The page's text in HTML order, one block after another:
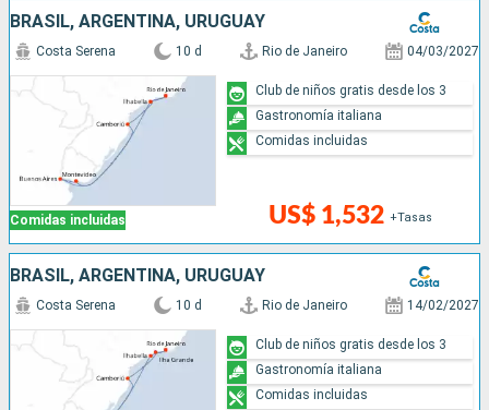
BRASIL, ARGENTINA, URUGUAY
Comidas incluidas
Costa Serena 10 d Rio de Janeiro 04/03/2027
US$ 1,532 +Tasas
Club de niños gratis desde los 3
Gastronomía italiana
Comidas incluidas
BRASIL, ARGENTINA, URUGUAY
Costa Serena 10 d Rio de Janeiro 14/02/2027
Club de niños gratis desde los 3
Gastronomía italiana
Comidas incluidas